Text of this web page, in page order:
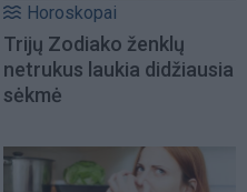
Horoskopai
Trijų Zodiako ženklų
netrukus laukia didžiausia
sėkmė